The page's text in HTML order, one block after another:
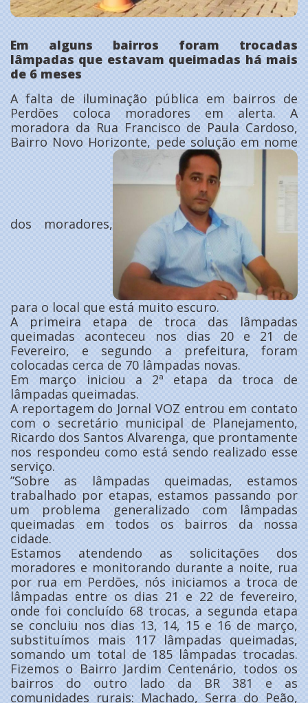
Em alguns bairros foram trocadas
lâmpadas que estavam queimadas há mais
de 6 meses
A falta de iluminação pública em bairros de
Perdões coloca moradores em alerta. A
moradora da Rua Francisco de Paula Cardoso,
Bairro Novo Horizonte, pede solução em nome
dos moradores,
para o local que está muito escuro.
A primeira etapa de troca das lâmpadas
queimadas aconteceu nos dias 20 e 21 de
Fevereiro, e segundo a prefeitura, foram
colocadas cerca de 70 lâmpadas novas.
Em março iniciou a 2ª etapa da troca de
lâmpadas queimadas.
A reportagem do Jornal VOZ entrou em contato
com o secretário municipal de Planejamento,
Ricardo dos Santos Alvarenga, que prontamente
nos respondeu como está sendo realizado esse
serviço.
”Sobre as lâmpadas queimadas, estamos
trabalhado por etapas, estamos passando por
um problema generalizado com lâmpadas
queimadas em todos os bairros da nossa
cidade.
Estamos atendendo as solicitações dos
moradores e monitorando durante a noite, rua
por rua em Perdões, nós iniciamos a troca de
lâmpadas entre os dias 21 e 22 de fevereiro,
onde foi concluído 68 trocas, a segunda etapa
se concluiu nos dias 13, 14, 15 e 16 de março,
substituímos mais 117 lâmpadas queimadas,
somando um total de 185 lâmpadas trocadas.
Fizemos o Bairro Jardim Centenário, todos os
bairros do outro lado da BR 381 e as
comunidades rurais: Machado, Serra do Peão,